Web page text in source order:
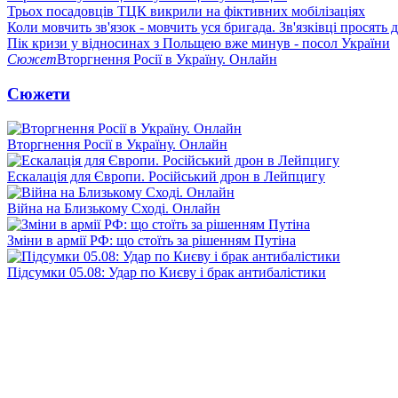
Трьох посадовців ТЦК викрили на фіктивних мобілізаціях
Коли мовчить зв'язок - мовчить уся бригада. Зв'язківці просять
Пік кризи у відносинах з Польщею вже минув - посол України
СюжетВторгнення Росії в Україну. Онлайн
Сюжети
Вторгнення Росії в Україну. Онлайн
Ескалація для Європи. Російський дрон в Лейпцигу
Війна на Близькому Сході. Онлайн
Зміни в армії РФ: що стоїть за рішенням Путіна
Підсумки 05.08: Удар по Києву і брак антибалістики